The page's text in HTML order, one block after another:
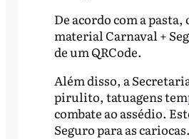
De acordo com a
material Carnaval +
de um QRCode.
Além disso, a
pirulito, tatuagens
combate ao assédio.
Seguro para as cariocas.